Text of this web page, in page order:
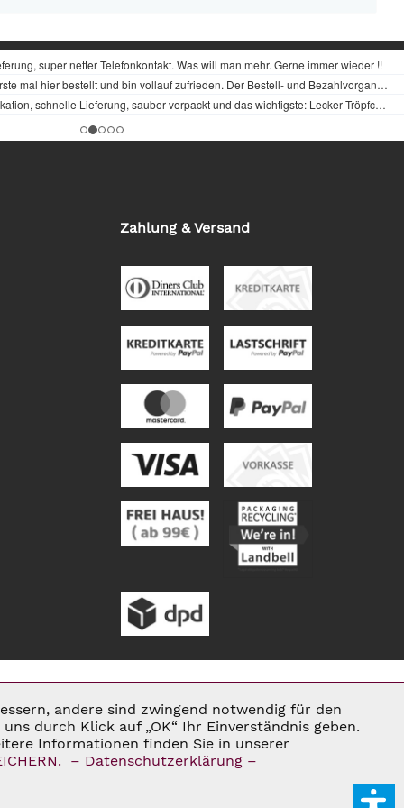
Zahlung & Versand
NICHT ANDERS BESCHRIEBEN
Aktiv
Inaktiv
andere sind zwingend notwendig für den
durch Klick auf „OK“ Ihr Einverständnis geben.
Informationen finden Sie in unserer
– Datenschutzerklärung –